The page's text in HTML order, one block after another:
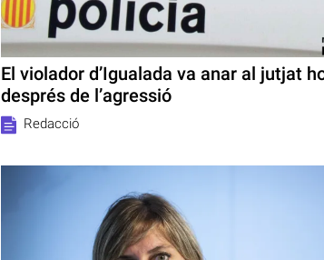
El violador d’Igualada va anar al jutjat
després de l’agressió
Redacció